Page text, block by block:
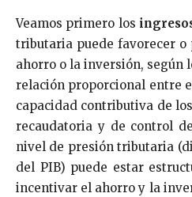
Veamos primero los
tributaria puede favorecer o
ahorro o la inversión, según
relación proporcional entre
capacidad contributiva de
recaudatoria y de control
nivel de presión tributaria
del PIB) puede estar
incentivar el ahorro y la